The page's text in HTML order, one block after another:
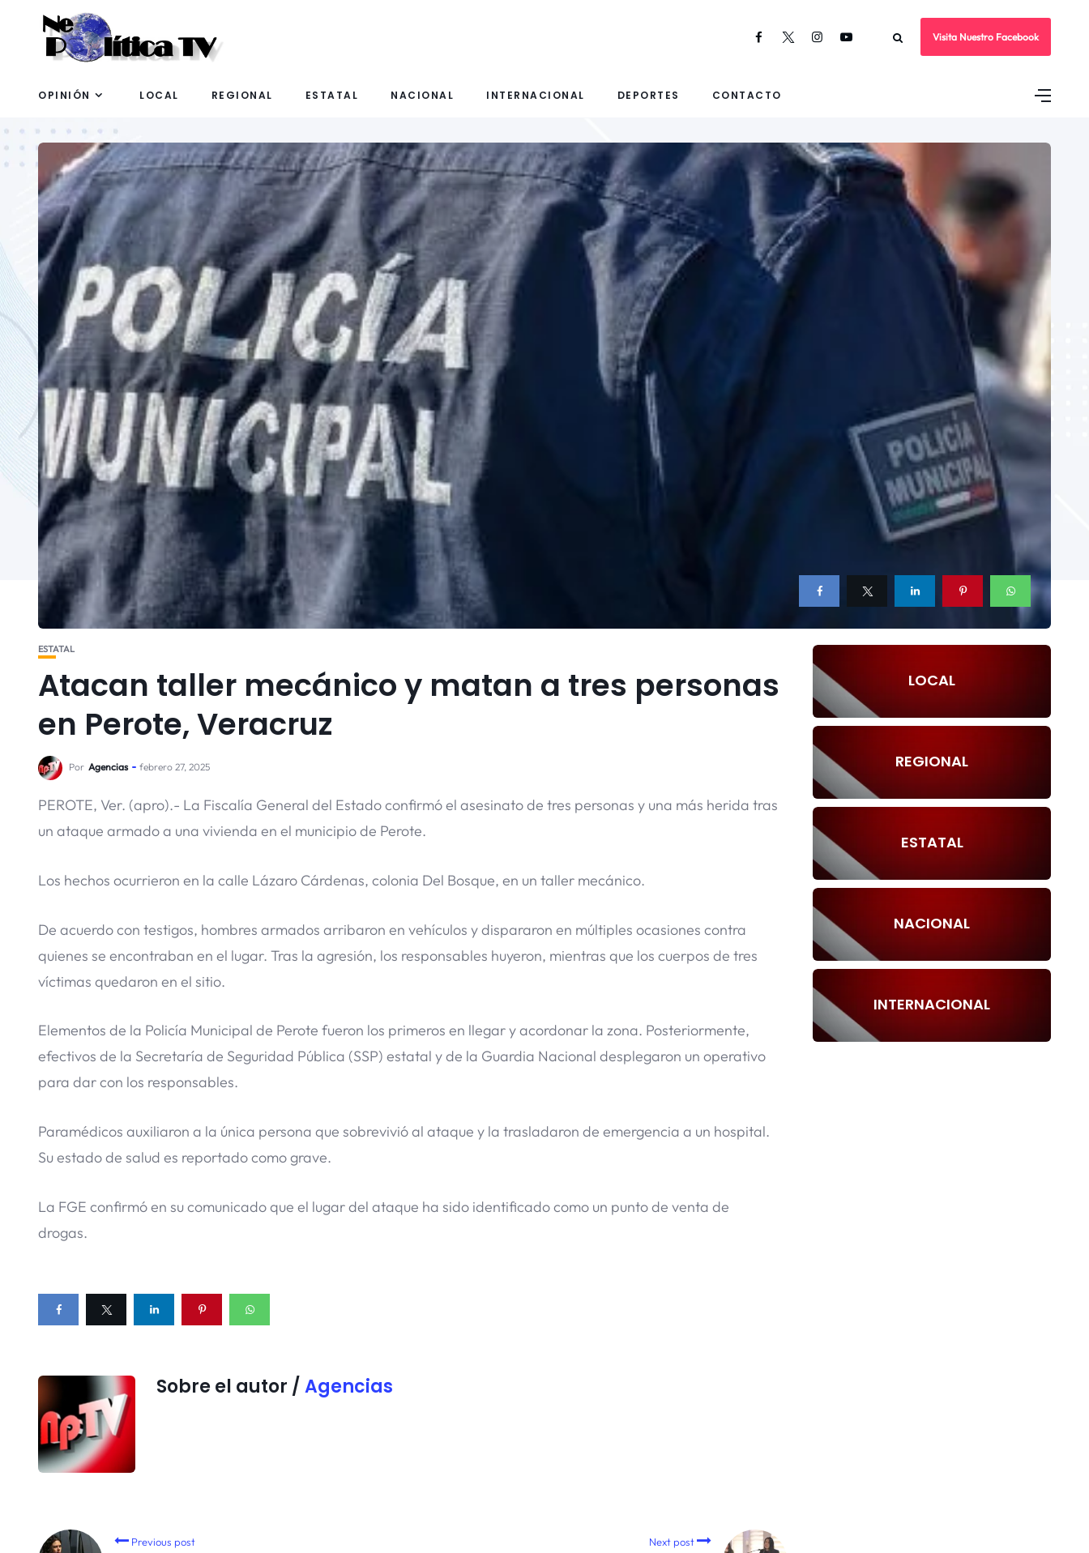
Visita Nuestro Facebook
OPINIÓN LOCAL REGIONAL ESTATAL NACIONAL INTERNACIONAL DEPORTES CONTACTO
ESTATAL
Atacan taller mecánico y matan a tres personas
en Perote, Veracruz
Por Agencias febrero 27, 2025
PEROTE, Ver. (apro).- La Fiscalía General del Estado confirmó el asesinato de tres personas y una más herida tras
un ataque armado a una vivienda en el municipio de Perote.
Los hechos ocurrieron en la calle Lázaro Cárdenas, colonia Del Bosque, en un taller mecánico.
De acuerdo con testigos, hombres armados arribaron en vehículos y dispararon en múltiples ocasiones contra
quienes se encontraban en el lugar. Tras la agresión, los responsables huyeron, mientras que los cuerpos de tres
víctimas quedaron en el sitio.
Elementos de la Policía Municipal de Perote fueron los primeros en llegar y acordonar la zona. Posteriormente,
efectivos de la Secretaría de Seguridad Pública (SSP) estatal y de la Guardia Nacional desplegaron un operativo
para dar con los responsables.
Paramédicos auxiliaron a la única persona que sobrevivió al ataque y la trasladaron de emergencia a un hospital.
Su estado de salud es reportado como grave.
La FGE confirmó en su comunicado que el lugar del ataque ha sido identificado como un punto de venta de
drogas.
Sobre el autor / Agencias
Previous post Next post
LOCAL
REGIONAL
ESTATAL
NACIONAL
INTERNACIONAL